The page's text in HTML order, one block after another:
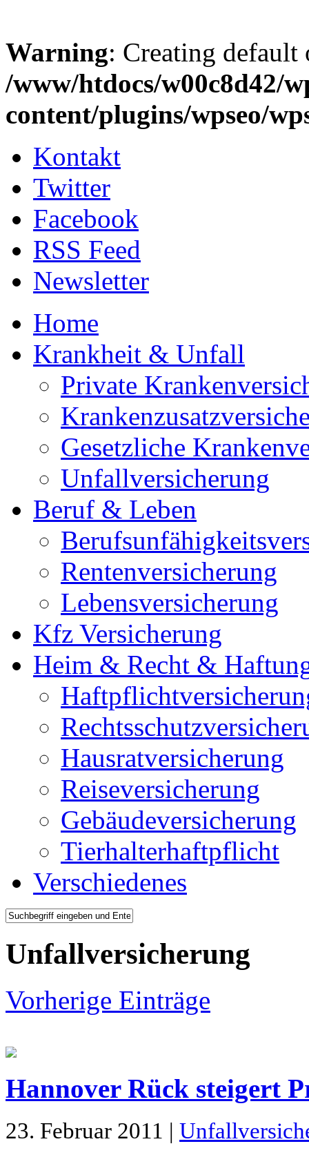
Warning: Creating
/www/htdocs/w00c8d42/
content/plugins/wpseo/
Kontakt
Twitter
Facebook
RSS Feed
Newsletter
Home
Krankheit & Unfall
Private
Gesetzliche
Unfallversicherung
Beruf & Leben
Rentenversicherung
Lebensversicherung
Kfz Versicherung
Heim & Recht &
Hausratversicherung
Reiseversicherung
Gebäudeversicherung
Tierhalterhaftpflicht
Verschiedenes
Unfallversicherung
Vorherige Einträge
Hannover Rück steigert
23. Februar 2011 |